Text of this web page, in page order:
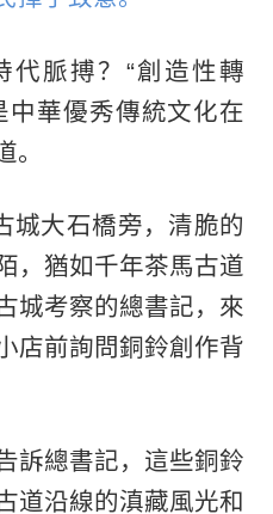
代脈搏？“創造性轉
中華優秀傳統文化在
。
城大石橋旁，清脆的
，猶如千年茶馬古道
城考察的總書記，來
店前詢問銅鈴創作背
訴總書記，這些銅鈴
道沿線的滇藏風光和